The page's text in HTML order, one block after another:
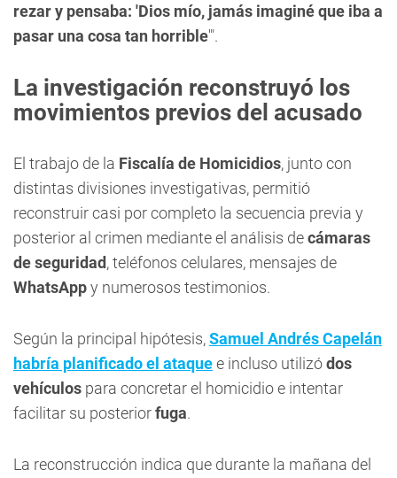
rezar y pensaba: 'Dios mío, jamás imaginé que iba a
pasar una cosa tan horrible'".
La investigación reconstruyó los
movimientos previos del acusado
El trabajo de la Fiscalía de Homicidios, junto con
distintas divisiones investigativas, permitió
reconstruir casi por completo la secuencia previa y
posterior al crimen mediante el análisis decámaras
de seguridad, teléfonos celulares, mensajes de
WhatsAppy numerosos testimonios.
Según la principal hipótesis,Samuel Andrés Capelán
habría planificado el ataquee incluso utilizódos
vehículos para concretar el homicidio e intentar
facilitar su posteriorfuga.
La reconstrucción indica que durante la mañana del